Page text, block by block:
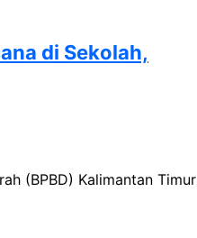
di Sekolah,
(BPBD) Kalimantan Timur